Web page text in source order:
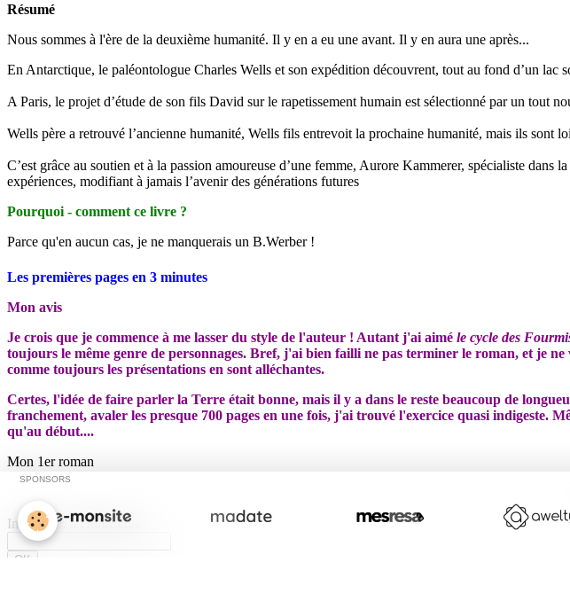
Résumé
Nous sommes à l'ère de la deuxième humanité. Il y en a eu une avant. Il y en aura une après...
En Antarctique, le paléontologue Charles Wells et son expédition découvrent, tout au fond d’un lac
A Paris, le projet d’étude de son fils David sur le rapetissement humain est sélectionné par un tout
Wells père a retrouvé l’ancienne humanité, Wells fils entrevoit la prochaine humanité, mais ils sont
C’est grâce au soutien et à la passion amoureuse d’une femme, Aurore Kammerer, spécialiste dans
expériences, modifiant à jamais l’avenir des générations futures
Pourquoi - comment ce livre ?
Parce qu'en aucun cas, je ne manquerais un B.Werber !
Les premières pages en 3 minutes
Mon avis
Je crois que je commence à me lasser du style de l'auteur ! Autant j'ai aimé le cycle des
toujours le même genre de personnages. Bref, j'ai bien failli ne pas terminer le roman, et je ne
comme toujours les présentations en sont alléchantes.
Certes, l'idée de faire parler la Terre était bonne, mais il y a dans le reste beaucoup de
franchement, avaler les presque 700 pages en une fois, j'ai trouvé l'exercice quasi
qu'au début....
Mon 1er roman
Inscription à l'InfoLettre
OK
SPONSORS